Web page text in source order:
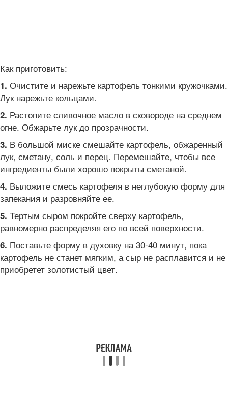
Как приготовить:
1. Очистите и нарежьте картофель тонкими кружочками.
Лук нарежьте кольцами.
2. Растопите сливочное масло в сковороде на среднем
огне. Обжарьте лук до прозрачности.
3. В большой миске смешайте картофель, обжаренный
лук, сметану, соль и перец. Перемешайте, чтобы все
ингредиенты были хорошо покрыты сметаной.
4. Выложите смесь картофеля в неглубокую форму для
запекания и разровняйте ее.
5. Тертым сыром покройте сверху картофель,
равномерно распределяя его по всей поверхности.
6. Поставьте форму в духовку на 30-40 минут, пока
картофель не станет мягким, а сыр не расплавится и не
приобретет золотистый цвет.